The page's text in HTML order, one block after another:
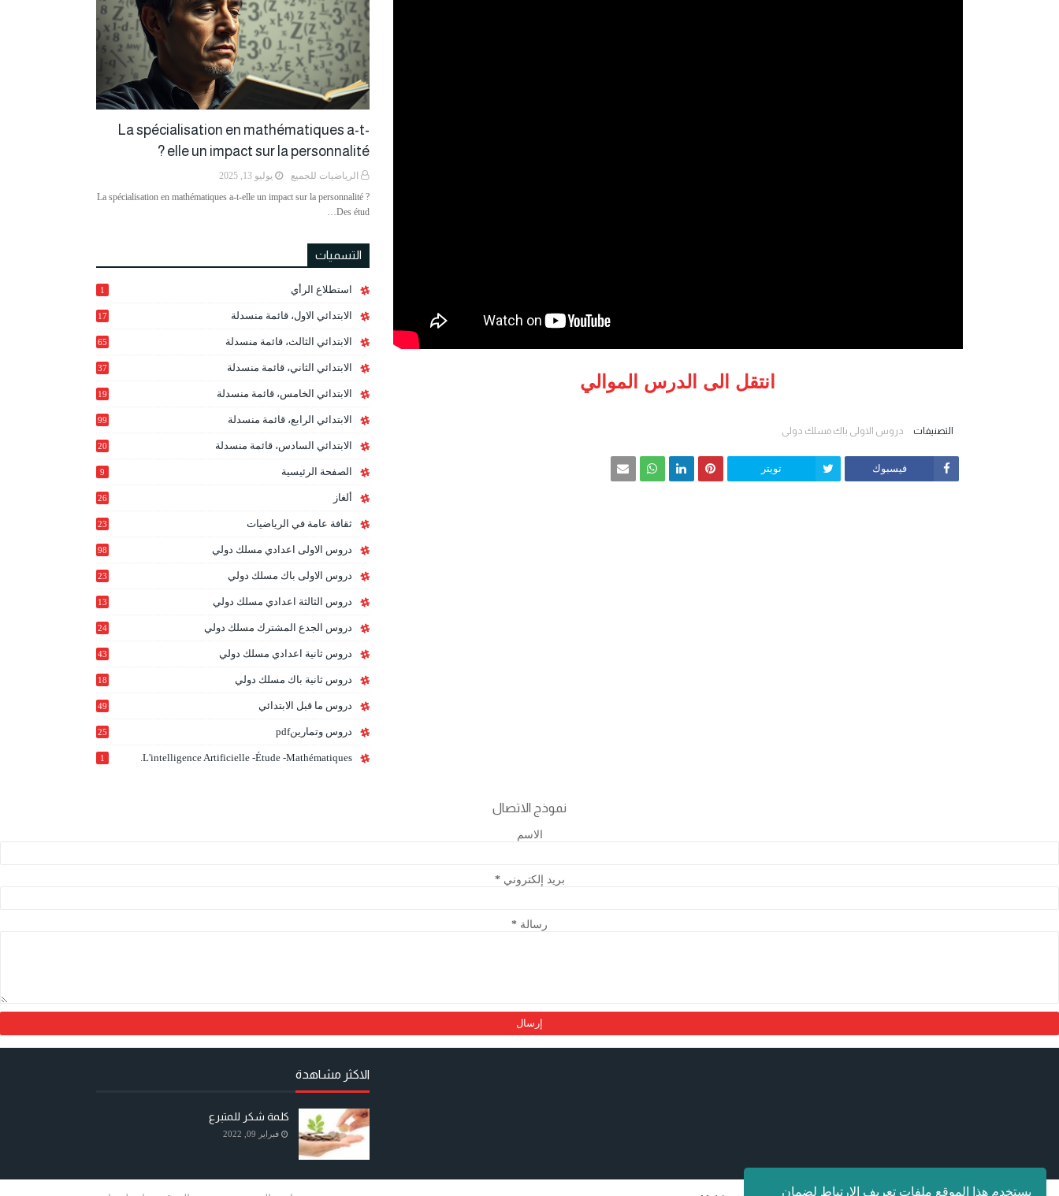
يستخدم هذا الموقع ملفات تعريف الارتباط لضمان
انتقل الى الدرس الموالي
التصنيفات دروس الاولى باك مسلك دولي
فيسبوك تويتر
La spécialisation en mathématiques a-t-
elle un impact sur la personnalité ?
الرياضيات للجميع
يوليو 13, 2025
La spécialisation en mathématiques a-t-elle un impact sur la personnalité ?
Des étud…
التسميات
استطلاع الرأي 1
الابتدائي الاول، قائمة منسدلة 17
الابتدائي الثالث، قائمة منسدلة 65
الابتدائي الثاني، قائمة منسدلة 37
الابتدائي الخامس، قائمة منسدلة
19
الابتدائي الرابع، قائمة منسدلة 99
الابتدائي السادس، قائمة منسدلة
20
الصفحة الرئيسية 9
ألغاز 26
ثقافة عامة في الرياضيات 23
دروس الاولى اعدادي مسلك دولي 98
دروس الاولى باك مسلك دولي
23
دروس الثالثة اعدادي مسلك دولي
13
دروس الجدع المشترك مسلك دولي
24
دروس ثانية اعدادي مسلك دولي 43
دروس ثانية باك مسلك دولي
18
دروس ما قبل الابتدائي 49
دروس وتمارينpdf 25
L'intelligence Artificielle -étude -mathématiques.
1
نموذج الاتصال
الاسم
بريد إلكتروني*
رسالة *
الاكثر مشاهدة
كلمة شكر للمتبرع
فبراير 09, 2022